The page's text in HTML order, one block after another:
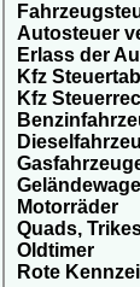
Autosteuer
Erlass der
Kfz
Kfz
Motorräder
Quads,
Oldtimer
Rote